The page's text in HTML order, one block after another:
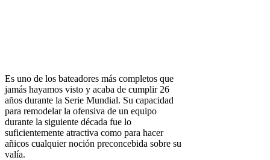
Es uno de los bateadores más completos que
jamás hayamos visto y acaba de cumplir 26
años durante la Serie Mundial. Su capacidad
para remodelar la ofensiva de un equipo
durante la siguiente década fue lo
suficientemente atractiva como para hacer
añicos cualquier noción preconcebida sobre su
valía.